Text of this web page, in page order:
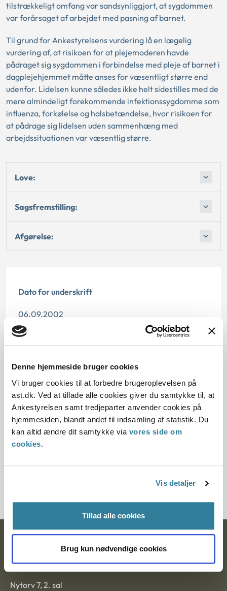
Denne hjemmeside bruger cookies
Vi bruger cookies til at forbedre brugeroplevelsen på
ast.dk. Ved at tillade alle cookies giver du samtykke til, at
Ankestyrelsen samt tredjeparter anvender cookies på
hjemmesiden, blandt andet til indsamling af statistik. Du
kan altid ændre dit samtykke via vores side om
cookies.
Vis detaljer
Tillad alle cookies
Brug kun nødvendige cookies
tilstrækkeligt omfang var sandsynliggjort, at sygdommen
var forårsaget af arbejdet med pasning af barnet.
Til grund for Ankestyrelsens vurdering lå en lægelig
vurdering af, at risikoen for at plejemoderen havde
pådraget sig sygdommen i forbindelse med pleje af barnet i
dagplejehjemmet måtte anses for væsentligt større end
udenfor. Lidelsen kunne således ikke helt sidestilles med de
mere almindeligt forekommende infektionssygdomme som
influenza, forkølelse og halsbetændelse, hvor risikoen for
at pådrage sig lidelsen uden sammenhæng med
arbejdssituationen var væsentlig større.
Love:
Sagsfremstilling:
Afgørelse:
Dato for underskrift
06.09.2002
Offentliggørelsesdato
Denne principafgørelse er kasseret den 1. maj 2019,
da den ikke længere har vejledningsværdi.
Paragraf
Ankestyrelsen
Postadresse:
Nytorv 7, 2. sal